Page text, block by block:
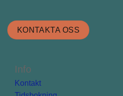
KONTAKTA OSS
Info
Kontakt